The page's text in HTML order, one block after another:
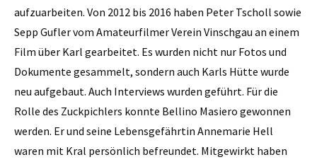
aufzuarbeiten. Von 2012 bis 2016 haben Peter Tscholl sowie
Sepp Gufler vom Amateurfilmer Verein Vinschgau an einem
Film über Karl gearbeitet. Es wurden nicht nur Fotos und
Dokumente gesammelt, sondern auch Karls Hütte wurde
neu aufgebaut. Auch Interviews wurden geführt. Für die
Rolle des Zuckpichlers konnte Bellino Masiero gewonnen
werden. Er und seine Lebensgefährtin Annemarie Hell
waren mit Kral persönlich befreundet. Mitgewirkt haben